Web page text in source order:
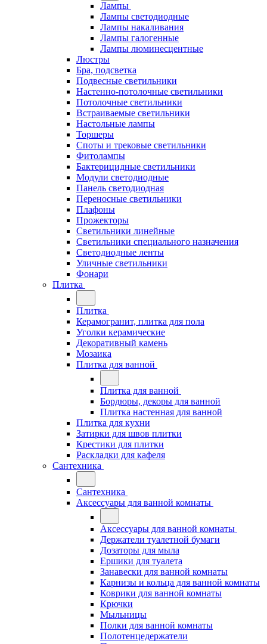
Лампы
Лампы светодиодные
Лампы накаливания
Лампы галогенные
Лампы люминесцентные
Люстры
Бра, подсветка
Подвесные светильники
Настенно-потолочные светильники
Потолочные светильники
Встраиваемые светильники
Настольные лампы
Торшеры
Споты и трековые светильники
Фитолампы
Бактерицидные светильники
Модули светодиодные
Панель светодиодная
Переносные светильники
Плафоны
Прожекторы
Светильники линейные
Светильники специального назначения
Светодиодные ленты
Уличные светильники
Фонари
Плитка
Плитка
Керамогранит, плитка для пола
Уголки керамические
Декоративный камень
Мозаика
Плитка для ванной
Плитка для ванной
Бордюры, декоры для ванной
Плитка настенная для ванной
Плитка для кухни
Затирки для швов плитки
Крестики для плитки
Раскладки для кафеля
Сантехника
Сантехника
Аксессуары для ванной комнаты
Аксессуары для ванной комнаты
Держатели туалетной бумаги
Дозаторы для мыла
Ершики для туалета
Занавески для ванной комнаты
Карнизы и кольца для ванной комнаты
Коврики для ванной комнаты
Крючки
Мыльницы
Полки для ванной комнаты
Полотенцедержатели